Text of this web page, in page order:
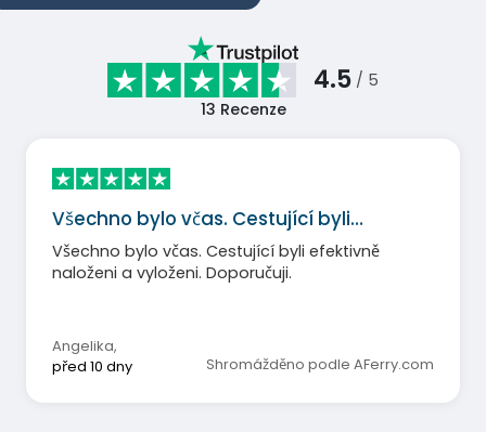
4.5 / 5
13 Recenze
Všechno bylo včas. Cestující byli…
Všechno bylo včas. Cestující byli efektivně
naloženi a vyloženi. Doporučuji.
Angelika,
před 10 dny
Shromážděno podle AFerry.com